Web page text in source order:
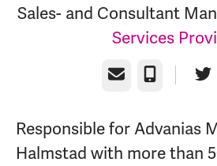
Sales- and Consultant
Services
E-post Telefon
Responsible for Advanias
Halmstad with more than